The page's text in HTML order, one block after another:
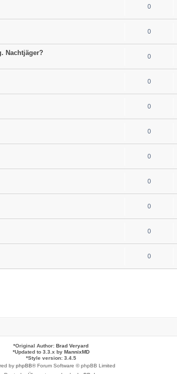
0
0
Nachtjäger? 0
0
0
0
0
0
0
0
0
*Original Author: Brad Veryard
*Updated to 3.3.x by MannixMD
*Style version: 3.4.5
by phpBB® Forum Software © phpBB Limited